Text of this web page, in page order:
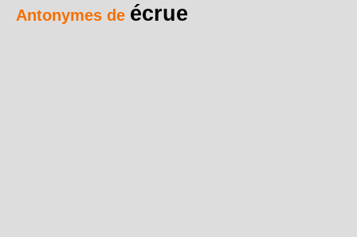
Antonymes de écrue